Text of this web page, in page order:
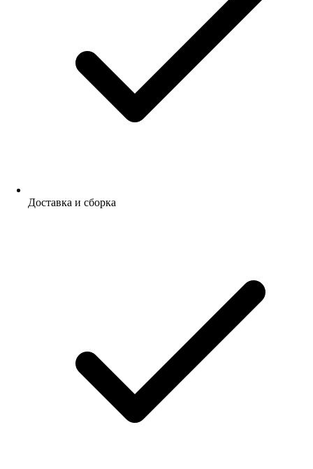
Доставка и сборка